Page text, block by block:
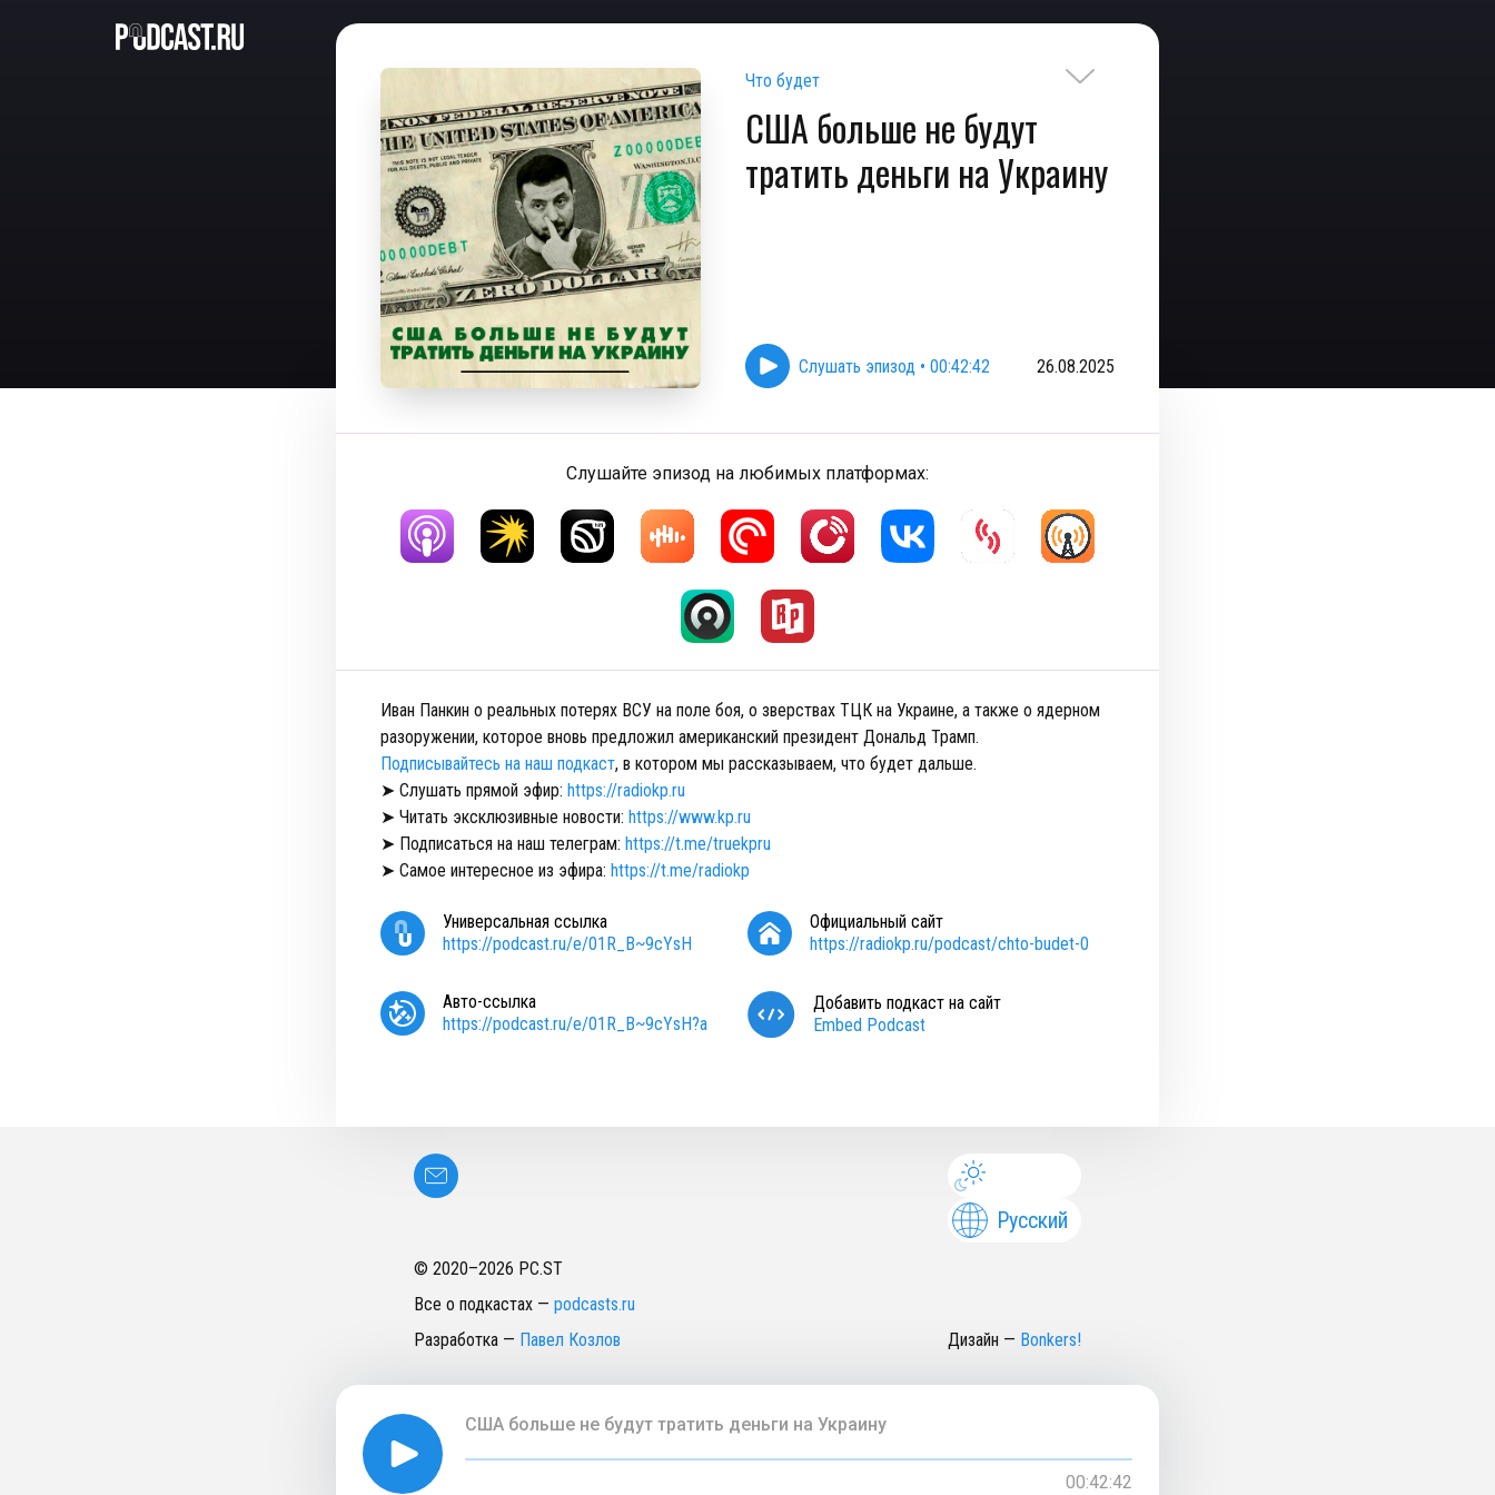
Что будет
США больше не будут
тратить деньги на Украину
Слушать эпизод • 00:42:42 26.08.2025
Слушайте эпизод на любимых платформах:
Иван Панкин о реальных потерях ВСУ на поле боя, о зверствах ТЦК на Украине, а также о ядерном
разоружении, которое вновь предложил американский президент Дональд Трамп.
Подписывайтесь на наш подкаст, в котором мы рассказываем, что будет дальше.
➤ Слушать прямой эфир: https://radiokp.ru
➤ Читать эксклюзивные новости: https://www.kp.ru
➤ Подписаться на наш телеграм: https://t.me/truekpru
➤ Самое интересное из эфира: https://t.me/radiokp
Универсальная ссылка
https://podcast.ru/e/01R_B~9cYsH
Официальный сайт
https://radiokp.ru/podcast/chto-budet-0
Авто-ссылка
https://podcast.ru/e/01R_B~9cYsH?a
Добавить подкаст на сайт
Embed Podcast
Русский
© 2020–2026 PC.ST
Все о подкастах — podcasts.ru
Разработка — Павел Козлов Дизайн — Bonkers!
США больше не будут тратить деньги на Украину
00:42:42